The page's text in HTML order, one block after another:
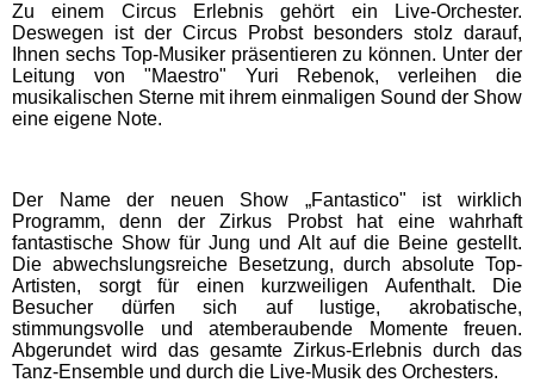
WESTFALENBAD Hagen
Schleswig-Holstein
Schwimmbäder
HolstenTherme
Ostsee-Therme
Subtropisches Badeparadies
Zu einem Circus Erlebnis gehört ein Live-Orchester.
Deswegen ist der Circus Probst besonders stolz darauf,
Ihnen sechs Top-Musiker präsentieren zu können. Unter der
Leitung von "Maestro" Yuri Rebenok, verleihen die
musikalischen Sterne mit ihrem einmaligen Sound der Show
eine eigene Note.
Der Name der neuen Show „Fantastico" ist wirklich
Programm, denn der Zirkus Probst hat eine wahrhaft
fantastische Show für Jung und Alt auf die Beine gestellt.
Die abwechslungsreiche Besetzung, durch absolute Top-
Artisten, sorgt für einen kurzweiligen Aufenthalt. Die
Besucher dürfen sich auf lustige, akrobatische,
stimmungsvolle und atemberaubende Momente freuen.
Abgerundet wird das gesamte Zirkus-Erlebnis durch das
Tanz-Ensemble und durch die Live-Musik des Orchesters.